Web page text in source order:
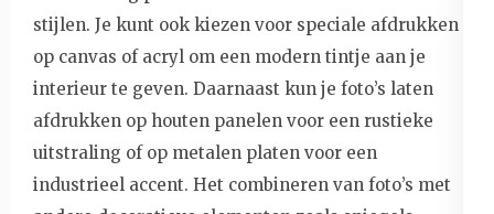
stijlen. Je kunt ook kiezen voor speciale afdrukken
op canvas of acryl om een modern tintje aan je
interieur te geven. Daarnaast kun je foto’s laten
afdrukken op houten panelen voor een rustieke
uitstraling of op metalen platen voor een
industrieel accent. Het combineren van foto’s met